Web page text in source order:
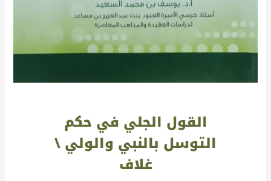
القول الجلي في حكم
التوسل بالنبي والولي \
غلاف